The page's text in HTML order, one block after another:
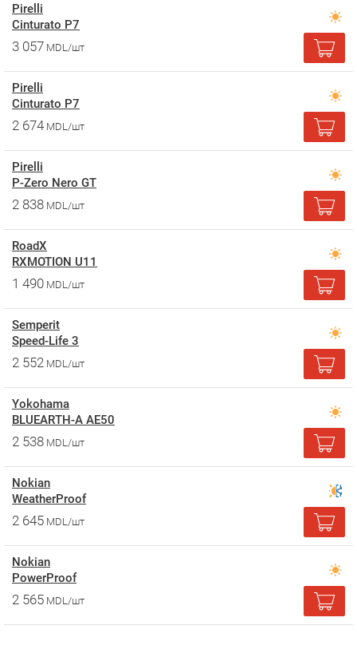
Pirelli
Cinturato P7
3 057 MDL/шт
Pirelli
Cinturato P7
2 674 MDL/шт
Pirelli
P-Zero Nero GT
2 838 MDL/шт
RoadX
RXMOTION U11
1 490 MDL/шт
Semperit
Speed-Life 3
2 552 MDL/шт
Yokohama
BLUEARTH-A AE50
2 538 MDL/шт
Nokian
WeatherProof
2 645 MDL/шт
Nokian
PowerProof
2 565 MDL/шт